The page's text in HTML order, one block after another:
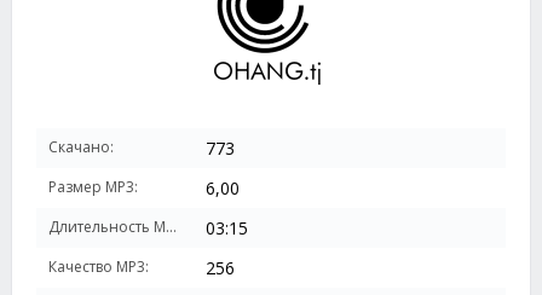
Скачано: 773
Размер MP3: 6,00
Длительность MP3: 03:15
Качество MP3: 256